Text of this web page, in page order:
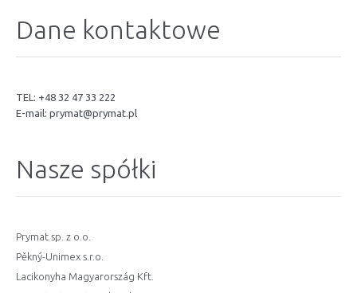
Dane kontaktowe
TEL: +48 32 47 33 222
E-mail: prymat@prymat.pl
Nasze spółki
Prymat sp. z o.o.
Pěkný-Unimex s.r.o.
Lacikonyha Magyarország Kft.